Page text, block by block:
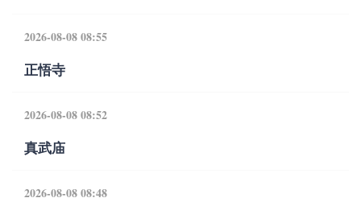
2026-08-08 08:55
正悟寺
2026-08-08 08:52
真武庙
2026-08-08 08:48